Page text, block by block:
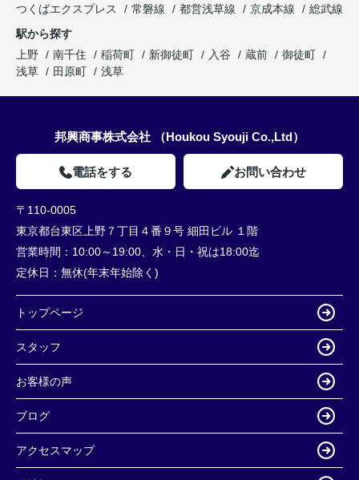
つくばエクスプレス
常磐線 都営浅草線 京成本線
総武線
駅から探す
上野
南千住 稲荷町 新御徒町 入谷 蔵前
御徒町
浅草
田原町 浅草
邦興商事株式会社 （Houkou Syouji Co.,Ltd）
電話をする お問い合わせ
〒110-0005
東京都台東区上野７丁目４番９号 細田ビル １階
営業時間： 10:00～19:00、水・日・祝は18:00迄
定休日： 無休(年末年始除く)
トップページ
スタッフ
お客様の声
ブログ
アクセスマップ